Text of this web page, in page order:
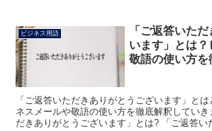
ビジネス用語
「ご返答いた
います」とは
敬語の使い方を
「ご返答いただきありがとうございます」と
ネスメールや敬語の使い方を徹底解釈してい
だきありがとうございます」とは? 「ご返答い